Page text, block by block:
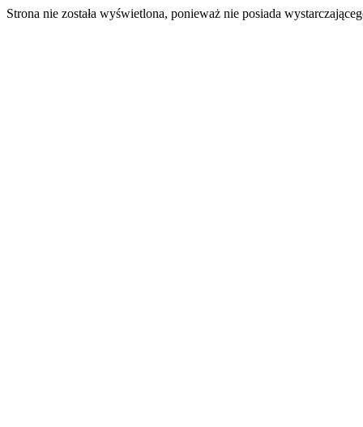
Strona nie została wyświetlona, ponieważ nie posiada